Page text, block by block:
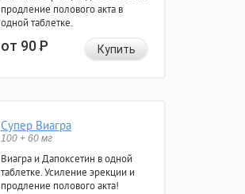
продление полового акта в
одной таблетке.
от 90Р Купить
Супер Виагра
100 + 60 мг
Виагра и Дапоксетин в одной
таблетке. Усиление эрекции и
продление полового акта!